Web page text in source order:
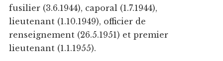
fusilier (3.6.1944), caporal (1.7.1944),
lieutenant (1.10.1949), officier de
renseignement (26.5.1951) et premier
lieutenant (1.1.1955).